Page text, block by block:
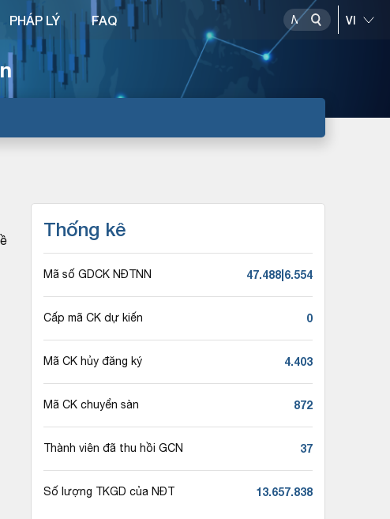
PHÁP LÝ FAQ
Thống kê
Mã số GDCK NĐTNN 47.488|6.554
Cấp mã CK dự kiến 0
Mã CK hủy đăng ký 4.403
Mã CK chuyển sàn 872
Thành viên đã thu hồi GCN 37
Số lượng TKGD của NĐT 13.657.838